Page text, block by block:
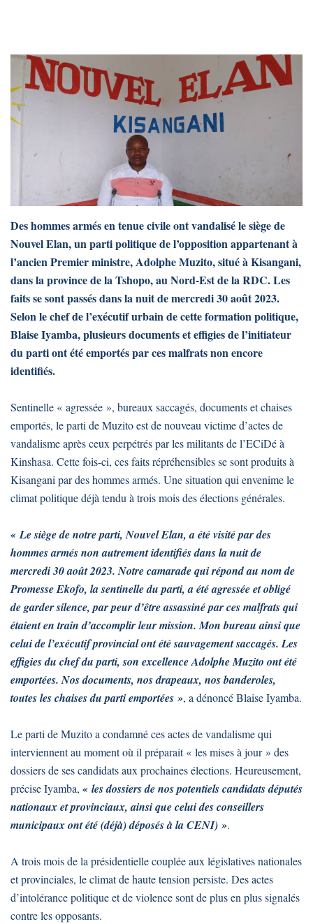
Des hommes armés en tenue civile ont vandalisé le siège de
Nouvel Elan, un parti politique de l’opposition appartenant à
l’ancien Premier ministre, Adolphe Muzito, situé à Kisangani,
dans la province de la Tshopo, au Nord-Est de la RDC. Les
faits se sont passés dans la nuit de mercredi 30 août 2023.
Selon le chef de l’exécutif urbain de cette formation politique,
Blaise Iyamba, plusieurs documents et effigies de l’initiateur
du parti ont été emportés par ces malfrats non encore
identifiés.
Sentinelle « agressée », bureaux saccagés, documents et chaises
emportés, le parti de Muzito est de nouveau victime d’actes de
vandalisme après ceux perpétrés par les militants de l’ECiDé à
Kinshasa. Cette fois-ci, ces faits répréhensibles se sont produits à
Kisangani par des hommes armés. Une situation qui envenime le
climat politique déjà tendu à trois mois des élections générales.
« Le siège de notre parti, Nouvel Elan, a été visité par des
hommes armés non autrement identifiés dans la nuit de
mercredi 30 août 2023. Notre camarade qui répond au nom de
Promesse Ekofo, la sentinelle du parti, a été agressée et obligé
de garder silence, par peur d’être assassiné par ces malfrats qui
étaient en train d’accomplir leur mission. Mon bureau ainsi que
celui de l’exécutif provincial ont été sauvagement saccagés. Les
effigies du chef du parti, son excellence Adolphe Muzito ont été
emportées. Nos documents, nos drapeaux, nos banderoles,
toutes les chaises du parti emportées », a dénoncé Blaise Iyamba.
Le parti de Muzito a condamné ces actes de vandalisme qui
interviennent au moment où il préparait « les mises à jour » des
dossiers de ses candidats aux prochaines élections. Heureusement,
précise Iyamba, « les dossiers de nos potentiels candidats députés
nationaux et provinciaux, ainsi que celui des conseillers
municipaux ont été (déjà) déposés à la CENI) ».
A trois mois de la présidentielle couplée aux législatives nationales
et provinciales, le climat de haute tension persiste. Des actes
d’intolérance politique et de violence sont de plus en plus signalés
contre les opposants.